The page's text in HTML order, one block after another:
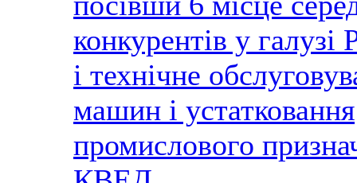
конкурентів у галузі
і технічне
машин і устатковання
промислового